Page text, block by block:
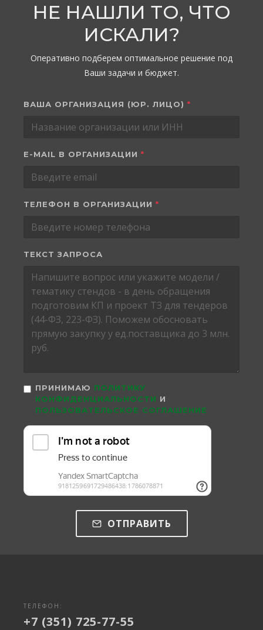
НЕ НАШЛИ ТО, ЧТО
ИСКАЛИ?
Оперативно подберем оптимальное решение под
Ваши задачи и бюджет.
ВАША ОРГАНИЗАЦИЯ (ЮР. ЛИЦО) *
E-MAIL В ОРГАНИЗАЦИИ *
ТЕЛЕФОН В ОРГАНИЗАЦИИ *
ТЕКСТ ЗАПРОСА
ПРИНИМАЮ ПОЛИТИКУ
КОНФИДЕНЦИАЛЬНОСТИ И
ПОЛЬЗОВАТЕЛЬСКОЕ СОГЛАШЕНИЕ
ОТПРАВИТЬ
ТЕЛЕФОН:
+7 (351) 725-77-55